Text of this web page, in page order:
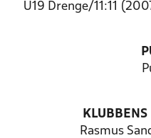
U19 Drenge/11:11
KLUBBENS
Rasmus